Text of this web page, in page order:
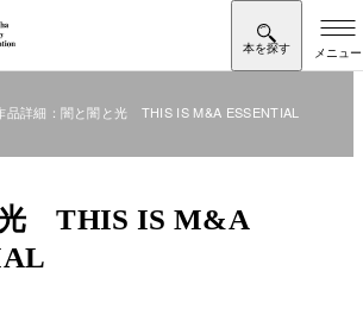
品詳細：闇と闇と光 THIS IS M&A ESSENTIAL
光 THIS IS M&A